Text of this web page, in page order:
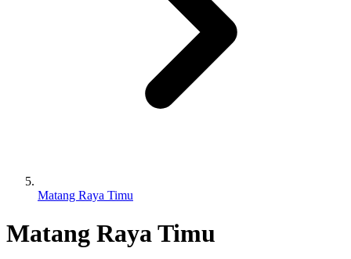
Matang Raya Timu
Matang Raya Timu